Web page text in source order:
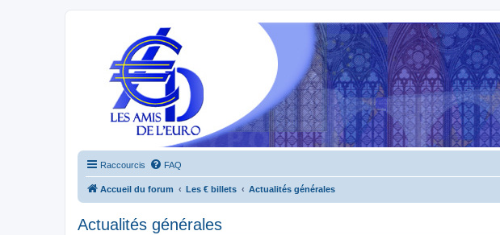
Raccourcis FAQ
Accueil du forum Les € billets Actualités générales
Actualités générales